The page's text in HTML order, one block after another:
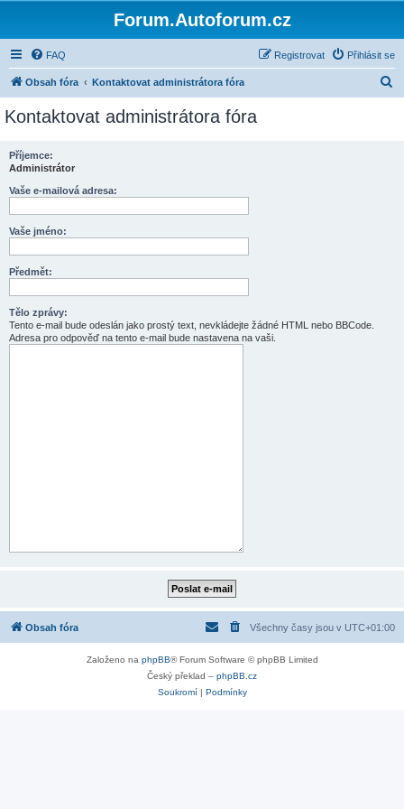
Forum.Autoforum.cz
FAQ Přihlásit se
Registrovat
Obsah fóra Kontaktovat administrátora fóra
Kontaktovat administrátora fóra
Příjemce:
Administrátor
Vaše e-mailová adresa:
Vaše jméno:
Předmět:
Tělo zprávy:
Tento e-mail bude odeslán jako prostý text, nevkládejte žádné HTML nebo BBCode.
Adresa pro odpověď na tento e-mail bude nastavena na vaši.
Obsah fóra Všechny časy jsou v UTC+01:00
Založeno na phpBB® Forum Software © phpBB Limited
Český překlad – phpBB.cz
Soukromí| Podmínky